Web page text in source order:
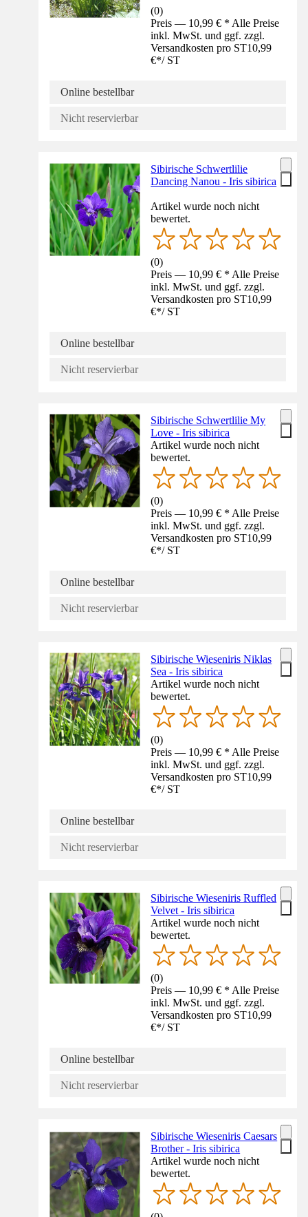
(0)
Preis — 10,99 € * Alle Preise
inkl. MwSt. und ggf. zzgl.
Versandkosten pro ST10,99
€*/ ST
Online bestellbar
Nicht reservierbar
Sibirische Schwertlilie
Dancing Nanou - Iris sibirica
Artikel wurde noch nicht
bewertet.
(0)
Preis — 10,99 € * Alle Preise
inkl. MwSt. und ggf. zzgl.
Versandkosten pro ST10,99
€*/ ST
Online bestellbar
Nicht reservierbar
Sibirische Schwertlilie My
Love - Iris sibirica
Artikel wurde noch nicht
bewertet.
(0)
Preis — 10,99 € * Alle Preise
inkl. MwSt. und ggf. zzgl.
Versandkosten pro ST10,99
€*/ ST
Online bestellbar
Nicht reservierbar
Sibirische Wieseniris Niklas
Sea - Iris sibirica
Artikel wurde noch nicht
bewertet.
(0)
Preis — 10,99 € * Alle Preise
inkl. MwSt. und ggf. zzgl.
Versandkosten pro ST10,99
€*/ ST
Online bestellbar
Nicht reservierbar
Sibirische Wieseniris Ruffled
Velvet - Iris sibirica
Artikel wurde noch nicht
bewertet.
(0)
Preis — 10,99 € * Alle Preise
inkl. MwSt. und ggf. zzgl.
Versandkosten pro ST10,99
€*/ ST
Online bestellbar
Nicht reservierbar
Sibirische Wieseniris Caesars
Brother - Iris sibirica
Artikel wurde noch nicht
bewertet.